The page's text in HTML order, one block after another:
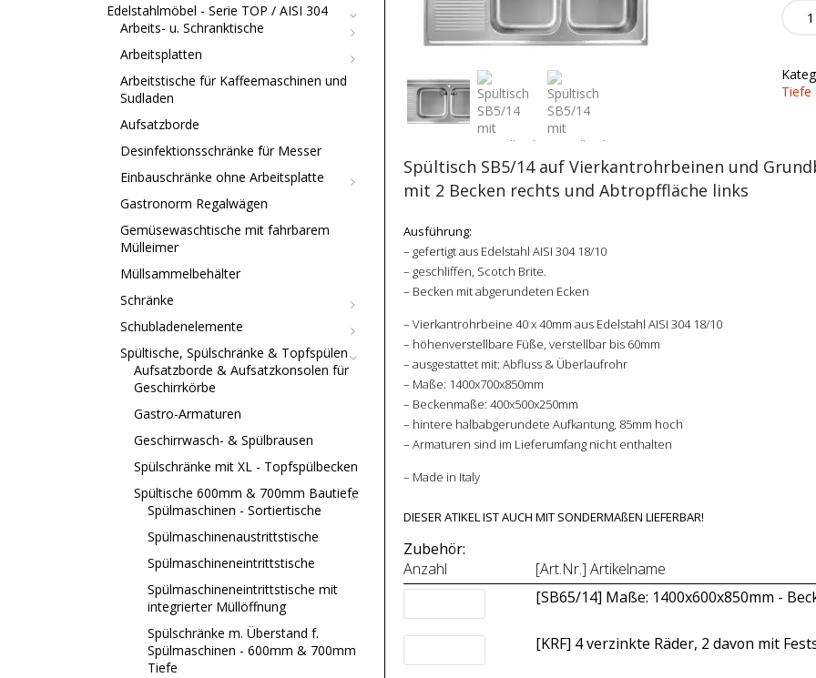
SB5/
Tiefe
Spültisch SB5/14 auf Vierkantrohrbeinen und
mit 2 Becken rechts und Abtropffläche links
Ausführung:
– gefertigt aus Edelstahl AISI 304 18/10
– geschliffen, Scotch Brite.
– Becken mit abgerundeten Ecken
– Vierkantrohrbeine 40 x 40mm aus Edelstahl AISI 304 18/10
– höhenverstellbare Füße, verstellbar bis 60mm
– ausgestattet mit: Abfluss & Überlaufrohr
– Maße: 1400x700x850mm
– Beckenmaße: 400x500x250mm
– hintere halbabgerundete Aufkantung, 85mm hoch
– Armaturen sind im Lieferumfang nicht enthalten
– Made in Italy
DIESER ATIKEL IST AUCH MIT SONDERMAßEN LIEFERBAR!
Zubehör:
Anzahl
[Art.Nr.] Artikelname
[SB65/14] Maße: 1400x600x850mm -
[KRF] 4 verzinkte Räder, 2 davon mit
Edelstahlmöbel - Serie TOP / AISI 304
Arbeits- u. Schranktische
Arbeitsplatten
Arbeitstische für Kaffeemaschinen und
Sudladen
Aufsatzborde
Desinfektionsschränke für Messer
Einbauschränke ohne Arbeitsplatte
Gastronorm Regalwägen
Gemüsewaschtische mit fahrbarem
Mülleimer
Müllsammelbehälter
Schränke
Schubladenelemente
Spültische, Spülschränke & Topfspülen
Aufsatzborde & Aufsatzkonsolen für
Geschirrkörbe
Gastro-Armaturen
Geschirrwasch- & Spülbrausen
Spülschränke mit XL - Topfspülbecken
Spültische 600mm & 700mm Bautiefe
Spülmaschinen - Sortiertische
Spülmaschinenaustrittstische
Spülmaschineneintrittstische
Spülmaschineneintrittstische mit
integrierter Müllöffnung
Spülschränke m. Überstand f.
Spülmaschinen - 600mm & 700mm
Tiefe